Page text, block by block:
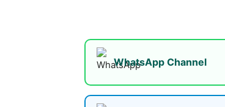
WhatsApp Channel